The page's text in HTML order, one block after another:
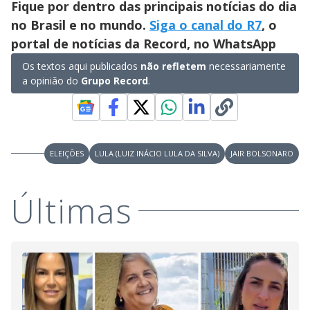
d
e
o
Fique por dentro das principais notícias do dia
no Brasil e no mundo. Siga o canal do R7, o
portal de notícias da Record, no WhatsApp
Os textos aqui publicados não refletem necessariamente
a opinião do Grupo Record.
ELEIÇÕES LULA (LUIZ INÁCIO LULA DA SILVA) JAIR BOLSONARO
Últimas